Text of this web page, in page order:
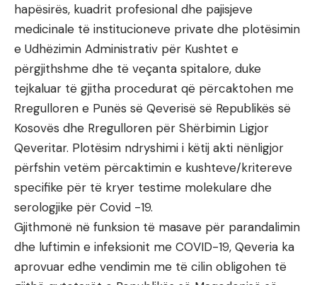
hapësirës, kuadrit profesional dhe pajisjeve
medicinale të institucioneve private dhe plotësimin
e Udhëzimin Administrativ për Kushtet e
përgjithshme dhe të veçanta spitalore, duke
tejkaluar të gjitha procedurat që përcaktohen me
Rregulloren e Punës së Qeverisë së Republikës së
Kosovës dhe Rregulloren për Shërbimin Ligjor
Qeveritar. Plotësim ndryshimi i këtij akti nënligjor
përfshin vetëm përcaktimin e kushteve/kritereve
specifike për të kryer testime molekulare dhe
serologjike për Covid -19.
Gjithmonë në funksion të masave për parandalimin
dhe luftimin e infeksionit me COVID-19, Qeveria ka
aprovuar edhe vendimin me të cilin obligohen të